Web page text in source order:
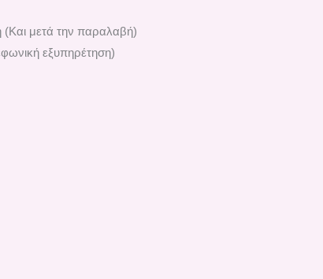
μετά την παραλαβή)
εξυπηρέτηση)